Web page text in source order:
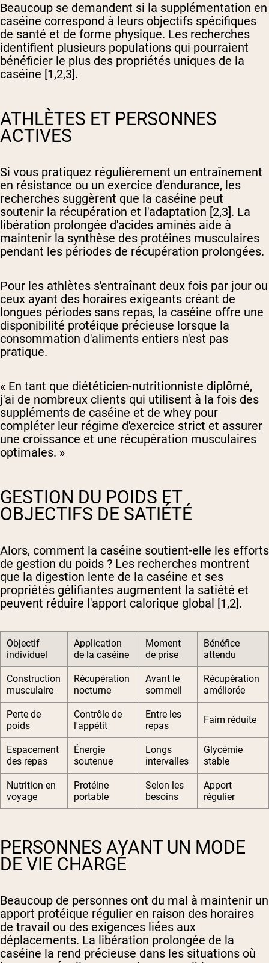
Beaucoup se demandent si la supplémentation en
caséine correspond à leurs objectifs spécifiques
de santé et de forme physique. Les recherches
identifient plusieurs populations qui pourraient
bénéficier le plus des propriétés uniques de la
caséine [1,2,3].
ATHLÈTES ET PERSONNES
ACTIVES
Si vous pratiquez régulièrement un entraînement
en résistance ou un exercice d'endurance, les
recherches suggèrent que la caséine peut
soutenir la récupération et l'adaptation [2,3]. La
libération prolongée d'acides aminés aide à
maintenir la synthèse des protéines musculaires
pendant les périodes de récupération prolongées.
Pour les athlètes s'entraînant deux fois par jour ou
ceux ayant des horaires exigeants créant de
longues périodes sans repas, la caséine offre une
disponibilité protéique précieuse lorsque la
consommation d'aliments entiers n'est pas
pratique.
« En tant que diététicien-nutritionniste diplômé,
j'ai de nombreux clients qui utilisent à la fois des
suppléments de caséine et de whey pour
compléter leur régime d'exercice strict et assurer
une croissance et une récupération musculaires
optimales. »
GESTION DU POIDS ET
OBJECTIFS DE SATIÉTÉ
Alors, comment la caséine soutient-elle les efforts
de gestion du poids ? Les recherches montrent
que la digestion lente de la caséine et ses
propriétés gélifiantes augmentent la satiété et
peuvent réduire l'apport calorique global [1,2].
Objectif
individuel
Application
de la caséine
Moment
de prise
Bénéfice
attendu
Construction
musculaire
Récupération
nocturne
Avant le
sommeil
Récupération
améliorée
Perte de
poids
Contrôle de
l'appétit
Entre les
repas
Faim réduite
Espacement
des repas
Énergie
soutenue
Longs
intervalles
Glycémie
stable
Nutrition en
voyage
Protéine
portable
Selon les
besoins
Apport
régulier
PERSONNES AYANT UN MODE
DE VIE CHARGÉ
Beaucoup de personnes ont du mal à maintenir un
apport protéique régulier en raison des horaires
de travail ou des exigences liées aux
déplacements. La libération prolongée de la
caséine la rend précieuse dans les situations où